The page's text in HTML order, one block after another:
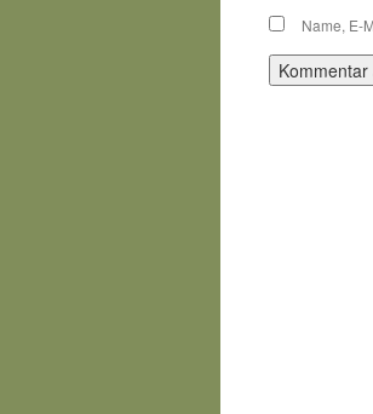
Name, E-